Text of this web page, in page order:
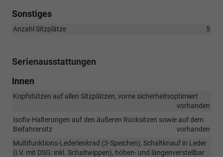
Sonstiges
Anzahl Sitzplätze 5
Serienausstattungen
Innen
Kopfstützen auf allen Sitzplätzen, vorne sicherheitsoptimiert
vorhanden
Isofix-Halterungen auf den äußeren Rücksitzen sowie auf dem
Beifahrersitz
vorhanden
Multifunktions-Lederlenkrad (3-Speichen), Schaltknauf in Leder
(i.V. mit DSG: inkl. Schaltwippen), höhen- und längenverstellbar